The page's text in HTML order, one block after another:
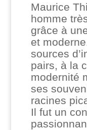
Maurice
homme
grâce à
et
sources
pairs, à la
modernité
ses
racines
Il fut un